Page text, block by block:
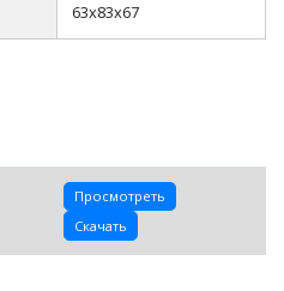
63x83x67
Просмотреть
Скачать